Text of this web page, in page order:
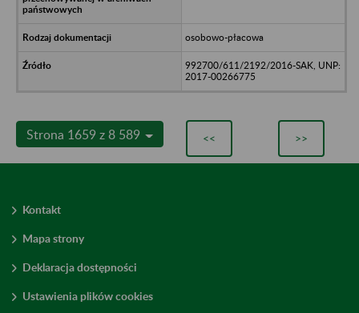
osobowo-płacowa
992700/611/2192/2016-SAK, UNP:
2017-00266775
Strona 1659 z 8 589 << >>
Kontakt
Mapa strony
Deklaracja dostępności
Ustawienia plików cookies